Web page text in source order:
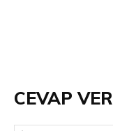
CEVAP VER